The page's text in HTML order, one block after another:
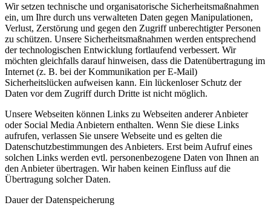
Wir setzen technische und organisatorische Sicherheitsmaßnahmen
ein, um Ihre durch uns verwalteten Daten gegen Manipulationen,
Verlust, Zerstörung und gegen den Zugriff unberechtigter Personen
zu schützen. Unsere Sicherheitsmaßnahmen werden entsprechend
der technologischen Entwicklung fortlaufend verbessert. Wir
möchten gleichfalls darauf hinweisen, dass die Datenübertragung im
Internet (z. B. bei der Kommunikation per E-Mail)
Sicherheitslücken aufweisen kann. Ein lückenloser Schutz der
Daten vor dem Zugriff durch Dritte ist nicht möglich.
Unsere Webseiten können Links zu Webseiten anderer Anbieter
oder Social Media Anbietern enthalten. Wenn Sie diese Links
aufrufen, verlassen Sie unsere Webseite und es gelten die
Datenschutzbestimmungen des Anbieters. Erst beim Aufruf eines
solchen Links werden evtl. personenbezogene Daten von Ihnen an
den Anbieter übertragen. Wir haben keinen Einfluss auf die
Übertragung solcher Daten.
Dauer der Datenspeicherung